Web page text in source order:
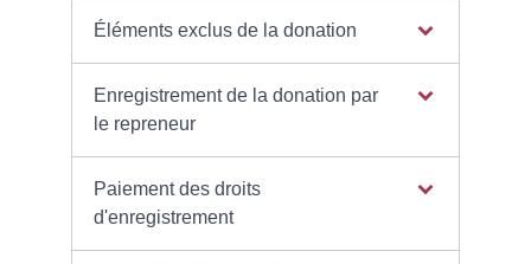
Éléments exclus de la donation
Enregistrement de la donation par
le repreneur
Paiement des droits
d'enregistrement